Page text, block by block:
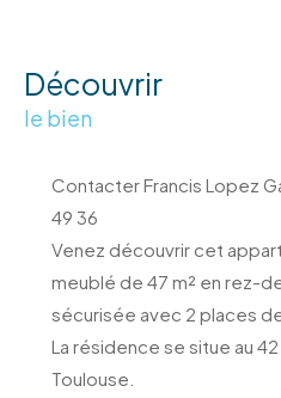
découvrir
le bien
Contacter Francis Lopez
49 36
Venez découvrir cet
meublé de 47 m² en rez-
sécurisée avec 2 places
La résidence se situe au
Toulouse.